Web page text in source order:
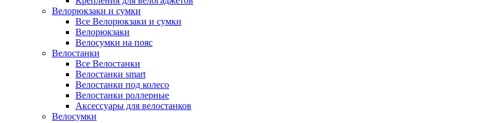
Велорюкзаки и сумки
Все Велорюкзаки и сумки
Велорюкзаки
Велосумки на пояс
Велостанки
Все Велостанки
Велостанки smart
Велостанки под колесо
Велостанки роллерные
Аксессуары для велостанков
Велосумки